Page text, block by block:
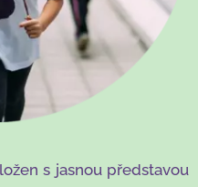
s jasnou představou